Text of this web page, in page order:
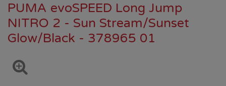
PUMA evoSPEED Long Jump
NITRO 2 - Sun Stream/Sunset
Glow/Black - 378965 01